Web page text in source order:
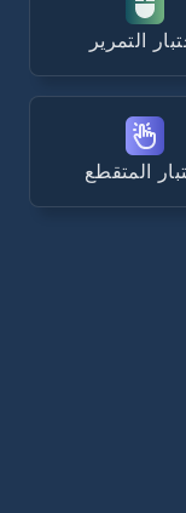
التمرير
المتقطع